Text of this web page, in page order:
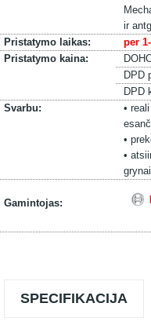
ir
Pristatymo laikas:
per
Pristatymo kaina:
DPD
DPD
Svarbu:
•
•
•
Gamintojas:
SPECIFIKACIJA